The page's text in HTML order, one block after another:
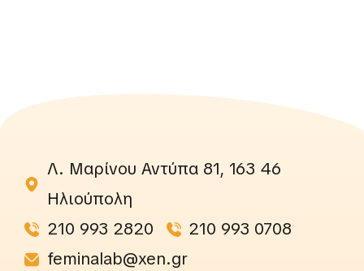
Λ. Μαρίνου Αντύπα 81, 163 46
Ηλιούπολη
210 993 2820
210 993 0708
feminalab@xen.gr